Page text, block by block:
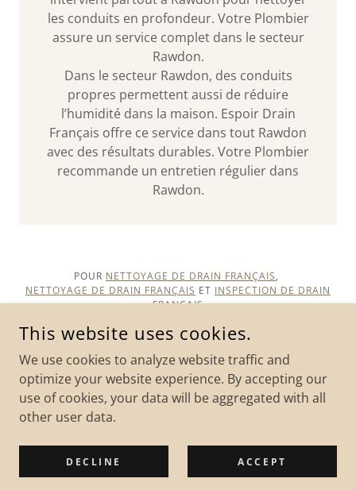
les conduits en profondeur. Votre Plombier
assure un service complet dans le secteur
Rawdon.
Dans le secteur Rawdon, des conduits
propres permettent aussi de réduire
l’humidité dans la maison. Espoir Drain
Français offre ce service dans tout Rawdon
avec des résultats durables. Votre Plombier
recommande un entretien régulier dans
Rawdon.
POUR NETTOYAGE DE DRAIN FRANÇAIS,
NETTOYAGE DE DRAIN FRANÇAIS ET INSPECTION DE DRAIN
FRANÇAIS
PLOMBIER POURLOCALISATION DE DRAIN
NETTOYAGE DE DRAIN FRANÇAIS PARTOUT AU QUÉBEC
URGNECE PLOMBIER PARTOUT AU QUÉBEC
This website uses cookies.
We use cookies to analyze website traffic and
optimize your website experience. By accepting our
use of cookies, your data will be aggregated with all
other user data.
DECLINE ACCEPT